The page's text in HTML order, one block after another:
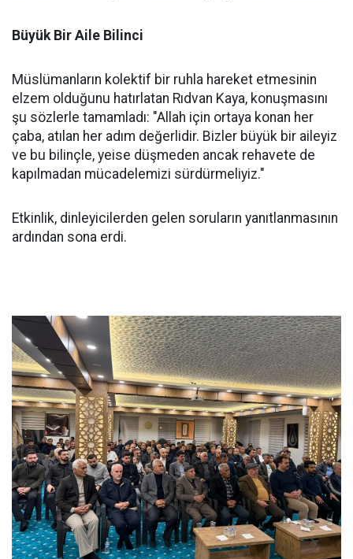
Büyük Bir Aile Bilinci
Müslümanların kolektif bir ruhla hareket etmesinin
elzem olduğunu hatırlatan Rıdvan Kaya, konuşmasını
şu sözlerle tamamladı: "Allah için ortaya konan her
çaba, atılan her adım değerlidir. Bizler büyük bir aileyiz
ve bu bilinçle, yeise düşmeden ancak rehavete de
kapılmadan mücadelemizi sürdürmeliyiz."
Etkinlik, dinleyicilerden gelen soruların yanıtlanmasının
ardından sona erdi.